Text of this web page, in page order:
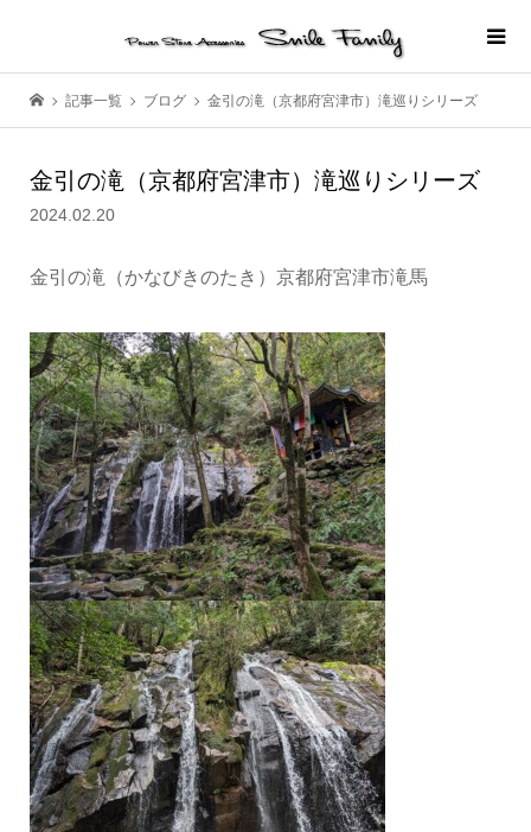
記事一覧 ブログ 金引の滝（京都府宮津市）滝巡りシリーズ
金引の滝（京都府宮津市）滝巡りシリーズ
2024.02.20
金引の滝（かなびきのたき）京都府宮津市滝馬